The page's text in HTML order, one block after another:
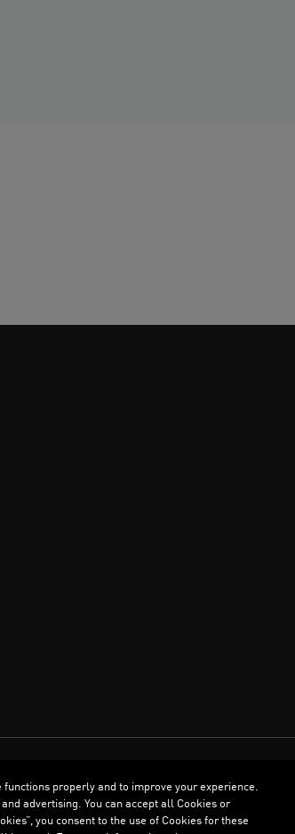
العربية
properly and to improve your experience.
advertising. You can accept all Cookies or
you consent to the use of Cookies for these